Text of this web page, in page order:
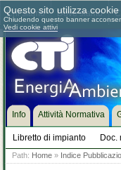
Chi siamo Dove siamo
Info Attività Normativa
Libretto di impianto Doc.
Path: Home » Indice
Questo sito utilizza
Chiudendo questo banner
Vedi cookie attivi